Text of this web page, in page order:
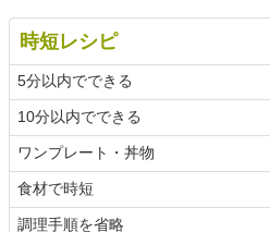
時短レシピ
5分以内でできる
10分以内でできる
ワンプレート・丼物
食材で時短
調理手順を省略